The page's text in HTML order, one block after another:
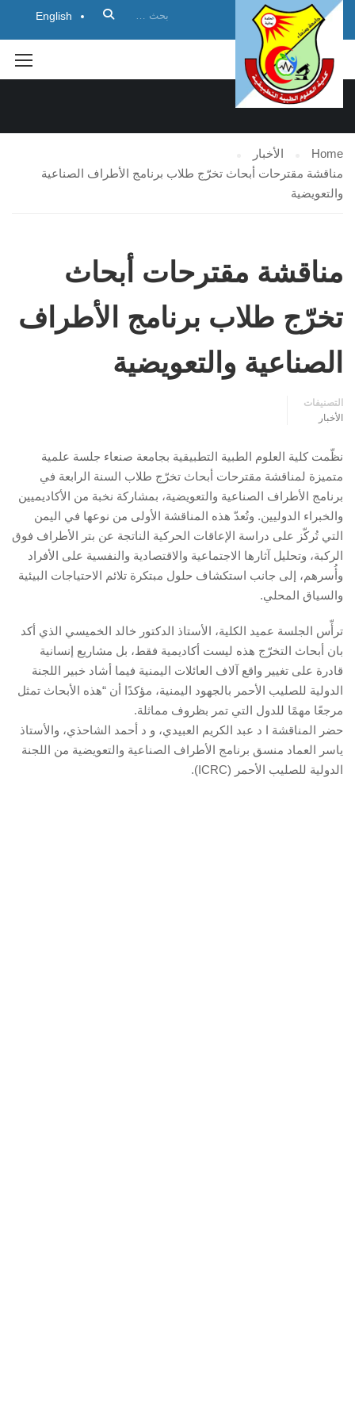
English
الأخبار
Home
الأخبار
مناقشة مقترحات أبحاث تخرّج طلاب برنامج الأطراف الصناعية
والتعويضية
مناقشة مقترحات أبحاث
تخرّج طلاب برنامج الأطراف
الصناعية والتعويضية
التصنيفات
الأخبار
نظّمت كلية العلوم الطبية التطبيقية بجامعة صنعاء جلسة علمية
متميزة لمناقشة مقترحات أبحاث تخرّج طلاب السنة الرابعة في
برنامج الأطراف الصناعية والتعويضية، بمشاركة نخبة من الأكاديميين
والخبراء الدوليين. وتُعدّ هذه المناقشة الأولى من نوعها في اليمن
التي تُركّز على دراسة الإعاقات الحركية الناتجة عن بتر الأطراف فوق
الركبة، وتحليل آثارها الاجتماعية والاقتصادية والنفسية على الأفراد
وأُسرهم، إلى جانب استكشاف حلول مبتكرة تلائم الاحتياجات البيئية
والسياق المحلي.
ترأّس الجلسة عميد الكلية، الأستاذ الدكتور خالد الخميسي الذي أكد
بان أبحاث التخرّج هذه ليست أكاديمية فقط، بل مشاريع إنسانية
قادرة على تغيير واقع آلاف العائلات اليمنية فيما أشاد خبير اللجنة
الدولية للصليب الأحمر بالجهود اليمنية، مؤكدًا أن “هذه الأبحاث تمثل
مرجعًا مهمًا للدول التي تمر بظروف مماثلة.
حضر المناقشة ا د عبد الكريم العبيدي، و د أحمد الشاحذي، والأستاذ
ياسر العماد منسق برنامج الأطراف الصناعية والتعويضية من اللجنة
الدولية للصليب الأحمر (ICRC).